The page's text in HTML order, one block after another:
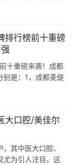
排行榜前十重磅
十重磅来袭！成都
别是：1，成都麦缇
大口腔/美佳尔
其中医大口腔、
尤为引人注目。这